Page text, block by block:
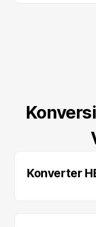
Konverter